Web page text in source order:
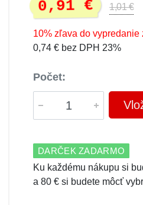
0,91 € 1,01 €
10% zľava do vypredanie
0,74 € bez DPH 23%
Počet:
DARČEK ZADARMO
Ku každému nákupu si
a 80 € si budete môcť